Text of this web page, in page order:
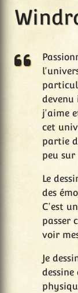
j'aime
cet
partie
peu
Le
des
C'est
passer
voir
Je